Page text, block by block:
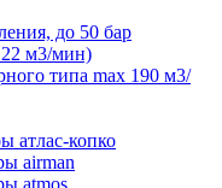
до 50 бар
м3/мин)
типа max 190 м3/
атлас-копко
airman
atmos